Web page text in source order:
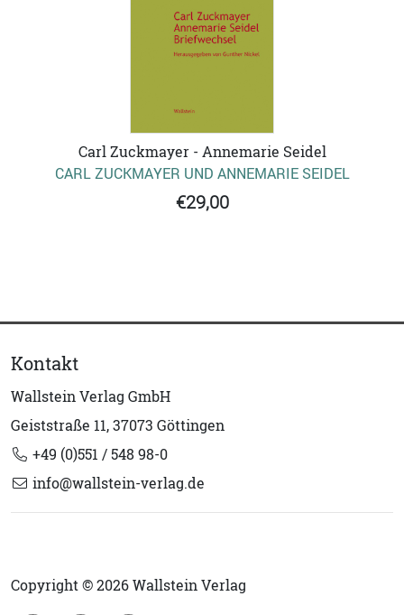
Carl Zuckmayer - Annemarie Seidel
CARL ZUCKMAYER UND ANNEMARIE SEIDEL
€29,00
Kontakt
Wallstein Verlag GmbH
Geiststraße 11, 37073 Göttingen
+49 (0)551 / 548 98-0
info@wallstein-verlag.de
Copyright © 2026 Wallstein Verlag